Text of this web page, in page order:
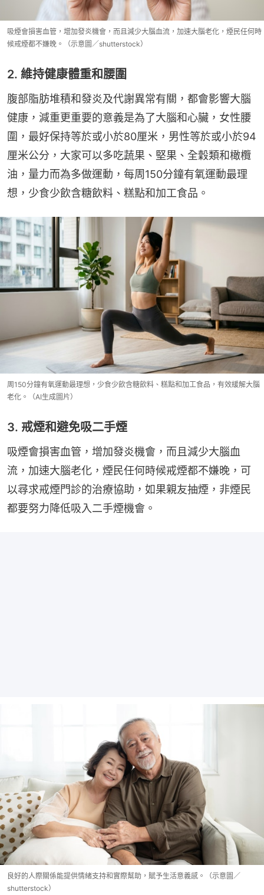
吸煙會損害血管，增加發炎機會，而且減少大腦血流，加速大腦老化，煙民任何時
候戒煙都不嫌晚。（示意圖／shutterstock）
2. 維持健康體重和腰圍
腹部脂肪堆積和發炎及代謝異常有關，都會影響大腦
健康，減重更重要的意義是為了大腦和心臟，女性腰
圍，最好保持等於或小於80厘米，男性等於或小於94
厘米公分，大家可以多吃蔬果、堅果、全穀類和橄欖
油，量力而為多做運動，每周150分鐘有氧運動最理
想，少食少飲含糖飲料、糕點和加工食品。
周150分鐘有氧運動最理想，少食少飲含糖飲料、糕點和加工食品，有效緩解大腦
老化。（AI生成圖片）
3. 戒煙和避免吸二手煙
吸煙會損害血管，增加發炎機會，而且減少大腦血
流，加速大腦老化，煙民任何時候戒煙都不嫌晚，可
以尋求戒煙門診的治療協助，如果親友抽煙，非煙民
都要努力降低吸入二手煙機會。
良好的人際關係能提供情緒支持和實際幫助，賦予生活意義感。（示意圖／
shutterstock）